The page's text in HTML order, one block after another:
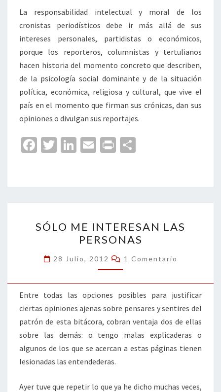
La responsabilidad intelectual y moral de los
cronistas periodísticos debe ir más allá de sus
intereses personales, partidistas o económicos,
porque los reporteros, columnistas y tertulianos
hacen historia del momento concreto que describen,
de la psicología social dominante y de la situación
política, económica, religiosa y cultural, que vive el
país en el momento que firman sus crónicas, dan sus
opiniones o divulgan sus reportajes.
Fa
o
o
k
T
er
Li
dI
n
E
l
Pr
p
ar
tir
ME
INTERESAN
LAS
PERSONAS
SÓLO ME INTERESAN LAS
PERSONAS
28 Julio, 2012 Comentarios
1 Comentario
Entre todas las opciones posibles para justificar
ciertas opiniones ajenas sobre pensares y sentires del
patrón de esta bitácora, cobran ventaja dos de ellas
sobre las demás: o tengo malas explicaderas o
algunos de los que se acercan a estas páginas tienen
lesionadas las entendederas.
Ayer tuve que repetir lo que ya he dicho muchas veces,